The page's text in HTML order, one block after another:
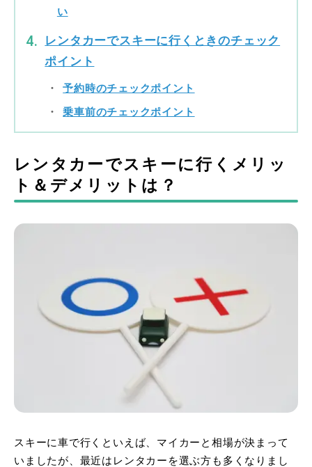
い
レンタカーでスキーに行くときのチェック
ポイント
予約時のチェックポイント
乗車前のチェックポイント
レンタカーでスキーに行くメリッ
ト＆デメリットは？
スキーに車で行くといえば、マイカーと相場が決まって
いましたが、最近はレンタカーを選ぶ方も多くなりまし